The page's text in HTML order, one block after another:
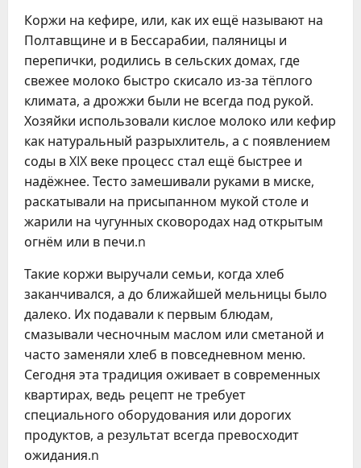
Коржи на кефире, или, как их ещё называют на
Полтавщине и в Бессарабии, паляницы и
перепички, родились в сельских домах, где
свежее молоко быстро скисало из-за тёплого
климата, а дрожжи были не всегда под рукой.
Хозяйки использовали кислое молоко или кефир
как натуральный разрыхлитель, а с появлением
соды в XIX веке процесс стал ещё быстрее и
надёжнее. Тесто замешивали руками в миске,
раскатывали на присыпанном мукой столе и
жарили на чугунных сковородах над открытым
огнём или в печи.n
Такие коржи выручали семьи, когда хлеб
заканчивался, а до ближайшей мельницы было
далеко. Их подавали к первым блюдам,
смазывали чесночным маслом или сметаной и
часто заменяли хлеб в повседневном меню.
Сегодня эта традиция оживает в современных
квартирах, ведь рецепт не требует
специального оборудования или дорогих
продуктов, а результат всегда превосходит
ожидания.n